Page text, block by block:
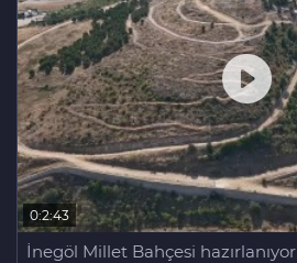
0:2:43
İnegöl Millet Bahçesi hazırlanıyor